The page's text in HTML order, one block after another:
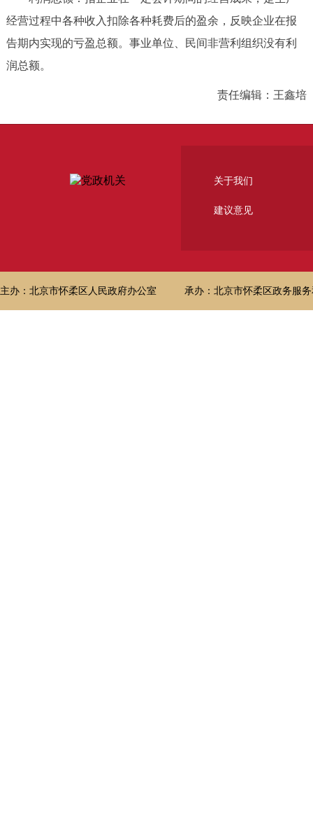
经营过程中各种收入扣除各种耗费后的盈余，反映企业在报
告期内实现的亏盈总额。事业单位、民间非营利组织没有利
润总额。
责任编辑：王鑫培
关于我们
建议意见
主办：北京市怀柔区人民政府办公室 承办：北京市怀柔区政务服